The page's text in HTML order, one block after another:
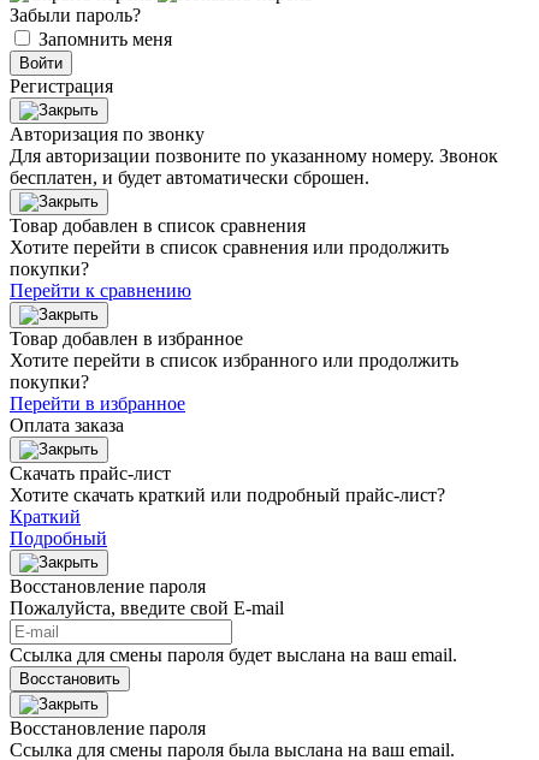
Забыли пароль?
Запомнить меня
Войти
Регистрация
Авторизация по звонку
Для авторизации позвоните по указанному номеру. Звонок
бесплатен, и будет автоматически сброшен.
Товар добавлен в список сравнения
Хотите перейти в список сравнения или продолжить
покупки?
Перейти к сравнению
Товар добавлен в избранное
Хотите перейти в список избранного или продолжить
покупки?
Перейти в избранное
Оплата заказа
Скачать прайс-лист
Хотите скачать краткий или подробный прайс-лист?
Краткий
Подробный
Восстановление пароля
Пожалуйста, введите свой E‑mail
Ссылка для смены пароля будет выслана на ваш email.
Восстановить
Восстановление пароля
Ссылка для смены пароля была выслана на ваш email.